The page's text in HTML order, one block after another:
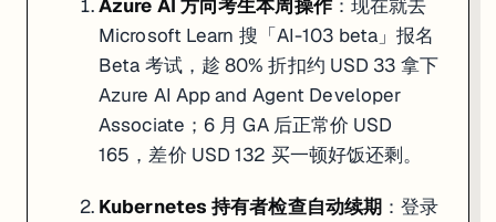
Azure AI 方向考生本周操作：现在就去
Microsoft Learn 搜「AI-103 beta」报名
Beta 考试，趁 80% 折扣约 USD 33 拿下
Azure AI App and Agent Developer
Associate；6 月 GA 后正常价 USD
165，差价 USD 132 买一顿好饭还剩。
Kubernetes 持有者检查自动续期 ：登录